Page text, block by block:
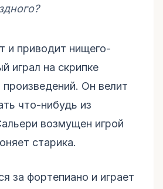
и приводит нищего-
играл на скрипке
произведений. Он велит
что-нибудь из
возмущен игрой
старика.
за фортепиано и играет